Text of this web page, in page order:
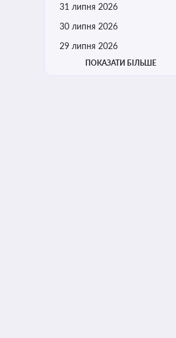
31 липня 2026
30 липня 2026
29 липня 2026
ПОКАЗАТИ БІЛЬШЕ